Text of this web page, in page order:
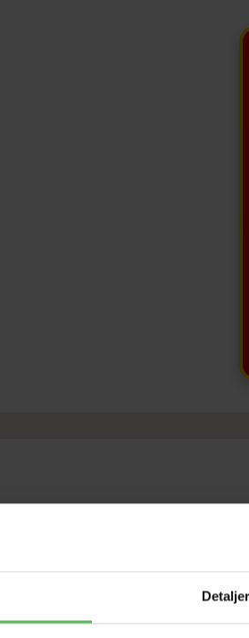
Detaljer